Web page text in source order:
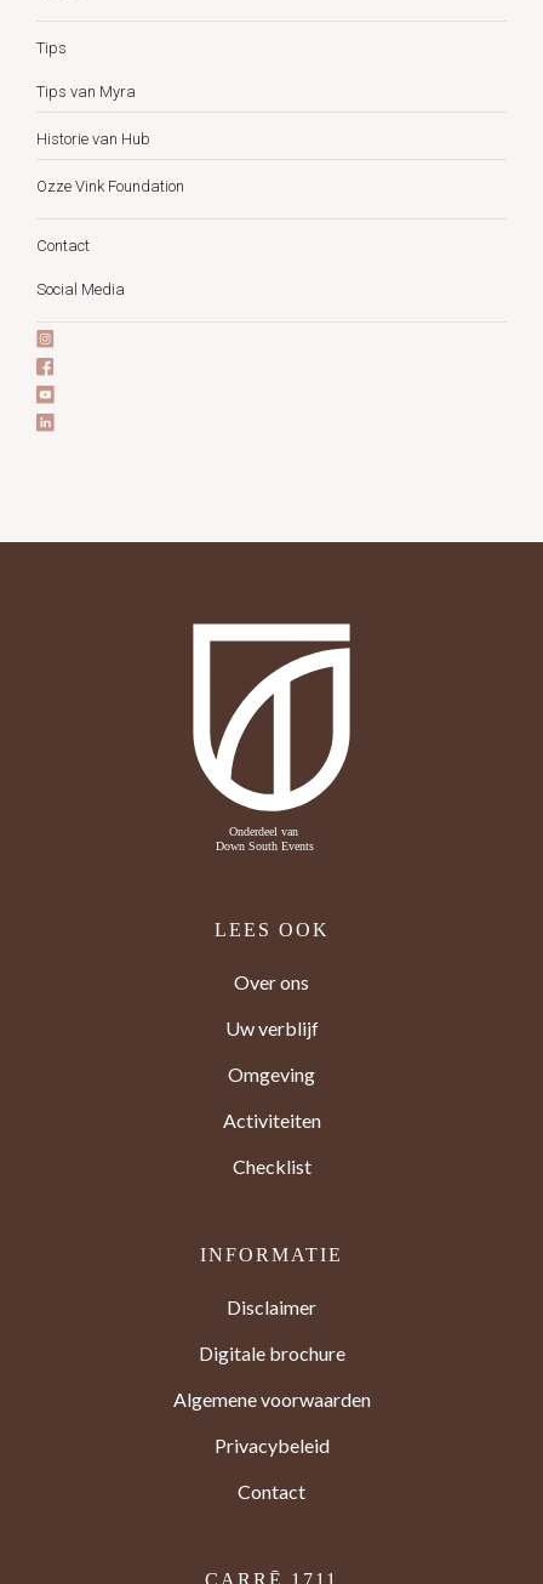
Tips
Tips van Myra
Historie van Hub
Ozze Vink Foundation
Contact
Social Media
LEES OOK
Over ons
Uw verblijf
Omgeving
Activiteiten
Checklist
INFORMATIE
Disclaimer
Digitale brochure
Algemene voorwaarden
Privacybeleid
Contact
CARRĒ 1711